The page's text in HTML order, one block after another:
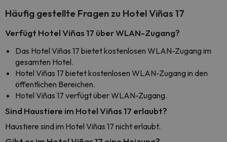
Häufig gestellte Fragen zu Hotel Viñas 17
Verfügt Hotel Viñas 17 über WLAN-Zugang?
Das Hotel Viñas 17 bietet kostenlosen WLAN-Zugang im
gesamten Hotel.
Hotel Viñas 17 bietet kostenlosen WLAN-Zugang in den
öffentlichen Bereichen.
Hotel Viñas 17 verfügt über WLAN-Zugang.
Sind Haustiere im Hotel Viñas 17 erlaubt?
Haustiere sind im Hotel Viñas 17 nicht erlaubt.